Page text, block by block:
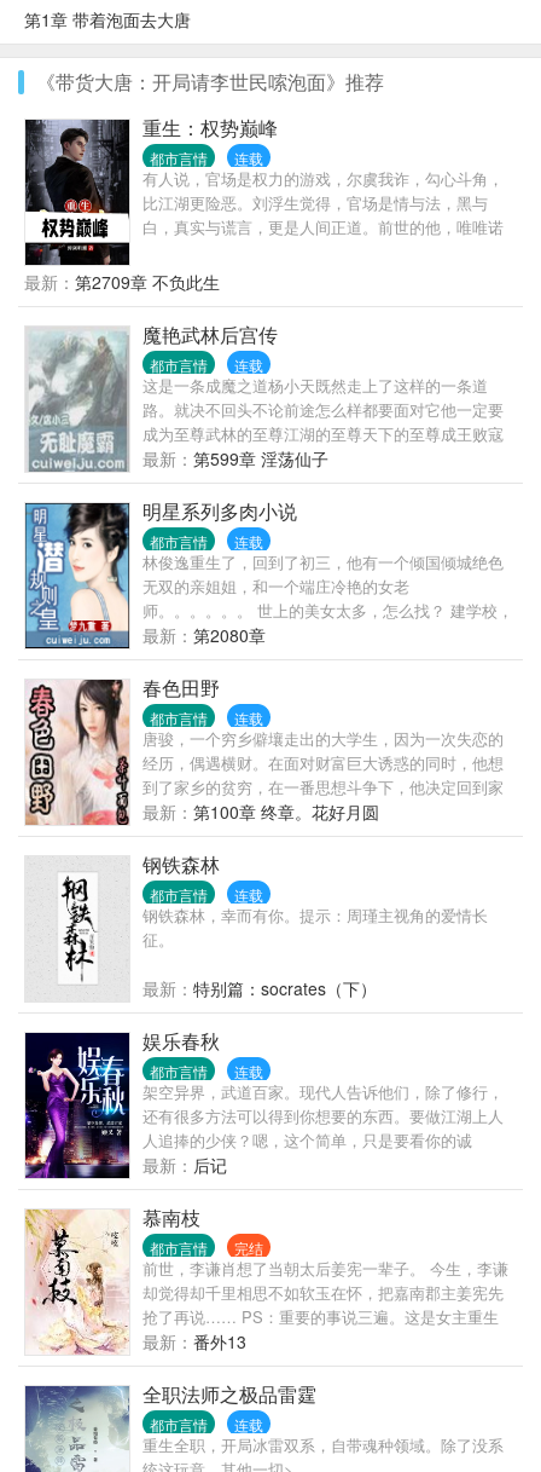
第1章 带着泡面去大唐
《带货大唐：开局请李世民嗦泡面》推荐
重生：权势巅峰
都市言情 连载
有人说，官场是权力的游戏，尔虞我诈，勾心斗角，
比江湖更险恶。刘浮生觉得，官场是情与法，黑与
白，真实与谎言，更是人间正道。前世的他，唯唯诺
他早已洞悉官场，青云之路尽在眼中，挡我者，必将
万劫不复！
最新： 第2709章 不负此生
魔艳武林后宫传
都市言情 连载
这是一条成魔之道杨小天既然走上了这样的一条道
路。就决不回头不论前途怎么样都要面对它他一定要
成为至尊武林的至尊江湖的至尊天下的至尊成王败寇
成功了他就是名传千古的霸主失败了他就是遗臭万年
的恶魔
最新： 第599章 淫荡仙子
明星系列多肉小说
都市言情 连载
林俊逸重生了，回到了初三，他有一个倾国倾城绝色
无双的亲姐姐，和一个端庄冷艳的女老
师。。。。。。 世上的美女太多，怎么找？ 建学校，
收校花！举办环球选美，收环球小姐！
最新： 第2080章
春色田野
都市言情 连载
唐骏，一个穷乡僻壤走出的大学生，因为一次失恋的
经历，偶遇横财。在面对财富巨大诱惑的同时，他想
到了家乡的贫穷，在一番思想斗争下，他决定回到家
乡帮助村民脱贫致富。于是在一片春机盎然的田野
上，书写了人生里程新的篇章…… 本书延续面包作品
的一贯风格，希望大家得到快乐的之余，同时能得到
人生的感悟…… 《春色田野》原名《欲望·田野》，面
包翠微居第四部作品，出于河蟹的需要，以《春色田
野》面世。 欲望：最简单的解释就是希望，盼望。是
人或动物想得到某种东西或达到某种目的的要求。 “生
死根本，欲为第一...
最新： 第100章 终章。花好月圆
钢铁森林
都市言情 连载
钢铁森林，幸而有你。提示：周瑾主视角的爱情长
征。
最新： 特别篇：socrates（下）
娱乐春秋
都市言情 连载
架空异界，武道百家。现代人告诉他们，除了修行，
还有很多方法可以得到你想要的东西。要做江湖上人
人追捧的少侠？嗯，这个简单，只是要看你的诚
意……比如让你师妹来喝杯酒？子曰：穿越莫只苦修
行，人家土着没你行？天作棋盘星作子，知识就是金
手指。又云：穿越一世不推土，不如回家卖红薯。江
山百色尽妖娆，何必较劲逆天高。
最新： 后记
慕南枝
都市言情 完结
前世，李谦肖想了当朝太后姜宪一辈子。 今生，李谦
却觉得却千里相思不如软玉在怀，把嘉南郡主姜宪先
抢了再说…… PS：重要的事说三遍。这是女主重生
文，这是女主重生文，这是女主重生文。
最新： 番外13
全职法师之极品雷霆
都市言情 连载
重生全职，开局冰雷双系，自带魂种领域。除了没系